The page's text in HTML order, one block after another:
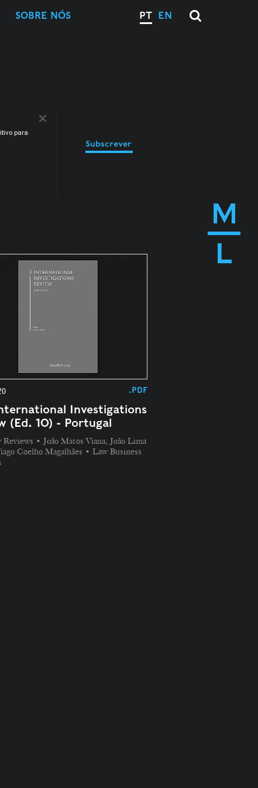
M
L
SOBRE NÓS PT EN
Subscrever
.PDF
Investigations
(Ed. 10) - Portugal
• João Matos Viana, João Lima
Coelho Magalhães • Law Business
para